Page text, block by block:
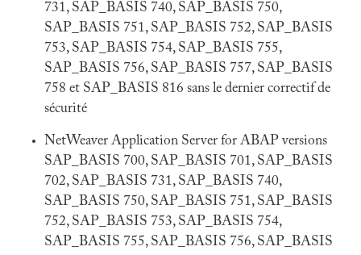
731, SAP_BASIS 740, SAP_BASIS 750,
SAP_BASIS 751, SAP_BASIS 752, SAP_BASIS
753, SAP_BASIS 754, SAP_BASIS 755,
SAP_BASIS 756, SAP_BASIS 757, SAP_BASIS
758 et SAP_BASIS 816 sans le dernier correctif de
sécurité
NetWeaver Application Server for ABAP versions
SAP_BASIS 700, SAP_BASIS 701, SAP_BASIS
702, SAP_BASIS 731, SAP_BASIS 740,
SAP_BASIS 750, SAP_BASIS 751, SAP_BASIS
752, SAP_BASIS 753, SAP_BASIS 754,
SAP_BASIS 755, SAP_BASIS 756, SAP_BASIS